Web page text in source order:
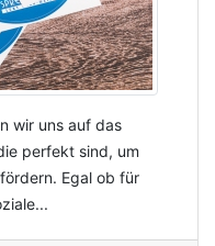
wir uns auf das
perfekt sind, um
Egal ob für